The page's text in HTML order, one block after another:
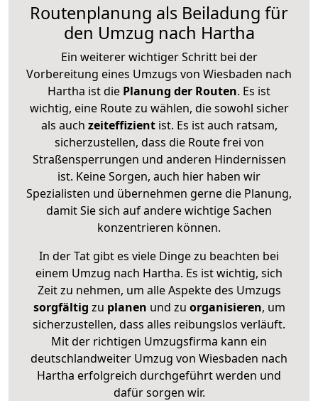
Routenplanung als Beiladung für
den Umzug nach Hartha
Ein weiterer wichtiger Schritt bei der
Vorbereitung eines Umzugs von Wiesbaden nach
Hartha ist die Planung der Routen. Es ist
wichtig, eine Route zu wählen, die sowohl sicher
als auch zeiteffizientist. Es ist auch ratsam,
sicherzustellen, dass die Route frei von
Straßensperrungen und anderen Hindernissen
ist. Keine Sorgen, auch hier haben wir
Spezialisten und übernehmen gerne die Planung,
damit Sie sich auf andere wichtige Sachen
konzentrieren können.
In der Tat gibt es viele Dinge zu beachten bei
einem Umzug nach Hartha. Es ist wichtig, sich
Zeit zu nehmen, um alle Aspekte des Umzugs
sorgfältig zu planen und zu organisieren, um
sicherzustellen, dass alles reibungslos verläuft.
Mit der richtigen Umzugsfirma kann ein
deutschlandweiter Umzug von Wiesbaden nach
Hartha erfolgreich durchgeführt werden und
dafür sorgen wir.